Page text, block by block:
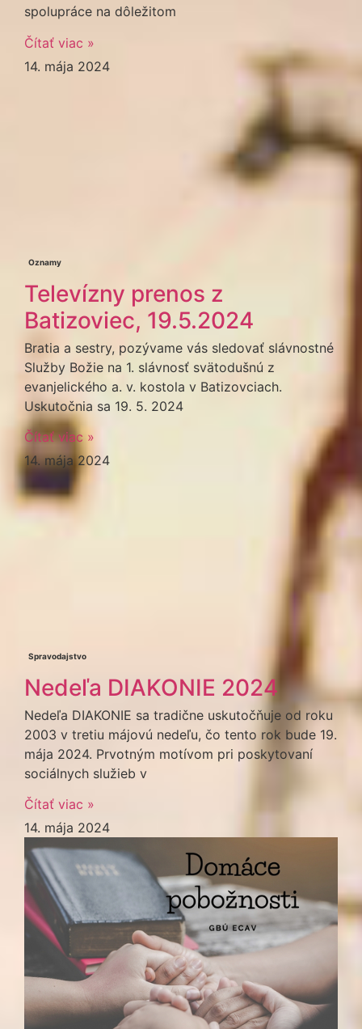
spolupráce na dôležitom
Čítať viac »
14. mája 2024
Oznamy
Televízny prenos z
Batizoviec, 19.5.2024
Bratia a sestry, pozývame vás sledovať slávnostné
Služby Božie na 1. slávnosť svätodušnú z
evanjelického a. v. kostola v Batizovciach.
Uskutočnia sa 19. 5. 2024
Čítať viac »
14. mája 2024
Spravodajstvo
Nedeľa DIAKONIE 2024
Nedeľa DIAKONIE sa tradične uskutočňuje od roku
2003 v tretiu májovú nedeľu, čo tento rok bude 19.
mája 2024. Prvotným motívom pri poskytovaní
sociálnych služieb v
Čítať viac »
14. mája 2024